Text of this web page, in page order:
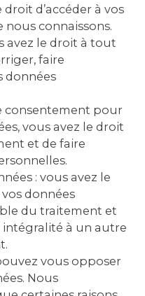
droit d’accéder à vos
connaissons.
avez le droit à tout
faire
données
consentement pour
vous avez le droit
et de faire
: vous avez le
données
du traitement et
intégralité à un autre
vous opposer
Nous